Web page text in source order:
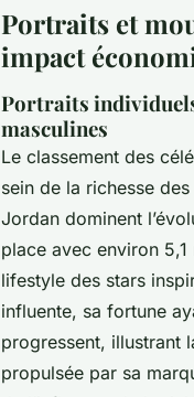
Portraits et
impact
Portraits
masculines
Le classement des
sein de la richesse
Jordan dominent
place avec environ
lifestyle des stars
influente, sa fortune
progressent, illustrant
propulsée par sa